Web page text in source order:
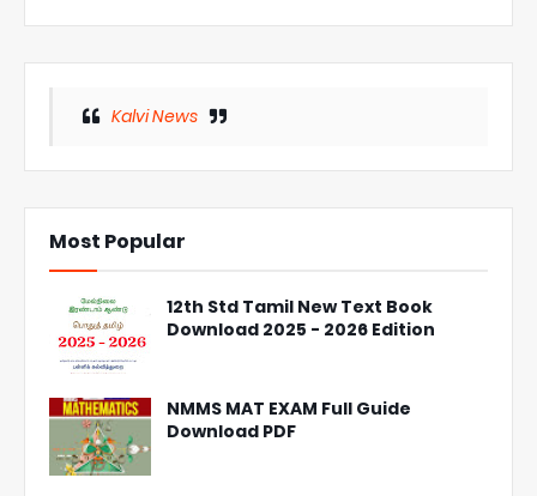
Kalvi News
Most Popular
12th Std Tamil New Text Book
Download 2025 - 2026 Edition
NMMS MAT EXAM Full Guide
Download PDF